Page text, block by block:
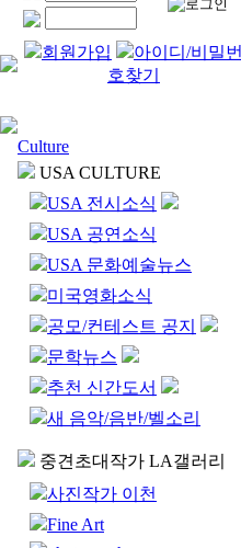
회원가입
아이디/비밀번
호찾기
Culture
USA CULTURE
USA 전시소식
USA 공연소식
USA 문화예술뉴스
미국영화소식
공모/컨테스트 공지
문학뉴스
추천 신간도서
새 음악/음반/벨소리
중견초대작가 LA갤러리
사진작가 이천
Fine Art